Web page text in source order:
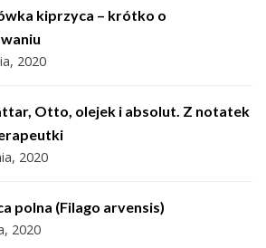
kiprzyca – krótko o
2020
Otto, olejek i absolut. Z notatek
2020
polna (Filago arvensis)
2020